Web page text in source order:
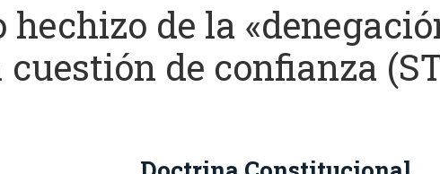
de la
de confianza